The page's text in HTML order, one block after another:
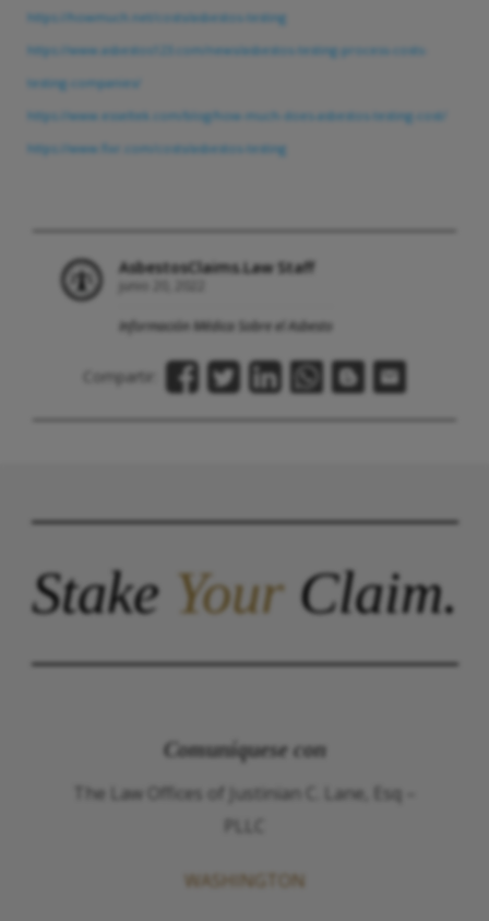
https://howmuch.net/costs/asbestos-testing
https://www.asbestos123.com/news/asbestos-testing-process-costs-
testing-companies/
https://www.esseltek.com/blog/how-much-does-asbestos-testing-cost/
https://www.fixr.com/costs/asbestos-testing
AsbestosClaims.Law Staff
junio 20, 2022
Información Médica Sobre el Asbesto
Compartir:
StakeYourClaim.
Comuníquese con
The Law Offices of Justinian C. Lane, Esq –
PLLC
WASHINGTON